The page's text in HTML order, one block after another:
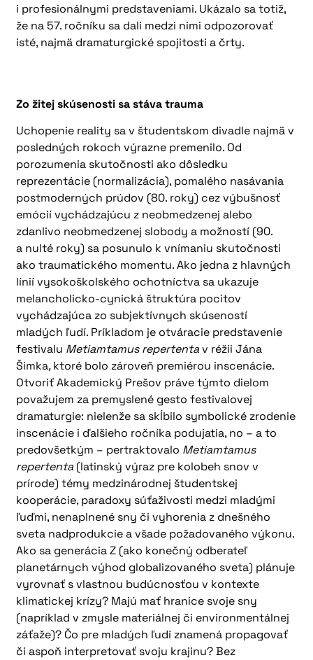
i profesionálnymi predstaveniami. Ukázalo sa totiž,
že na 57. ročníku sa dali medzi nimi odpozorovať
isté, najmä dramaturgické spojitosti a črty.
Zo žitej skúsenosti sa stáva trauma
Uchopenie reality sa v študentskom divadle najmä v
posledných rokoch výrazne premenilo. Od
porozumenia skutočnosti ako dôsledku
reprezentácie (normalizácia), pomalého nasávania
postmoderných prúdov (80. roky) cez výbušnosť
emócií vychádzajúcu z neobmedzenej alebo
zdanlivo neobmedzenej slobody a možností (90.
a nulté roky) sa posunulo k vnímaniu skutočnosti
ako traumatického momentu. Ako jedna z hlavných
línií vysokoškolského ochotníctva sa ukazuje
melancholicko-cynická štruktúra pocitov
vychádzajúca zo subjektívnych skúseností
mladých ľudí. Príkladom je otváracie predstavenie
festivalu Metiamtamus repertentav réžii Jána
Šimka,ktoré bolo zároveň premiérou inscenácie.
Otvoriť Akademický Prešov práve týmto dielom
považujem za premyslené gesto festivalovej
dramaturgie: nielenže sa skĺbilo symbolické zrodenie
inscenácie i ďalšieho ročníka podujatia, no – a to
predovšetkým – pertraktovalo Metiamtamus
repertenta (latinský výraz pre kolobeh snov v
prírode) témy medzinárodnej študentskej
kooperácie, paradoxy súťaživosti medzi mladými
ľuďmi, nenaplnené sny či vyhorenia z dnešného
sveta nadprodukcie a všade požadovaného výkonu.
Ako sa generácia Z (ako konečný odberateľ
planetárnych výhod globalizovaného sveta) plánuje
vyrovnať s vlastnou budúcnosťou v kontexte
klimatickej krízy? Majú mať hranice svoje sny
(napríklad v zmysle materiálnej či environmentálnej
záťaže)? Čo pre mladých ľudí znamená propagovať
či aspoň interpretovať svoju krajinu? Bez